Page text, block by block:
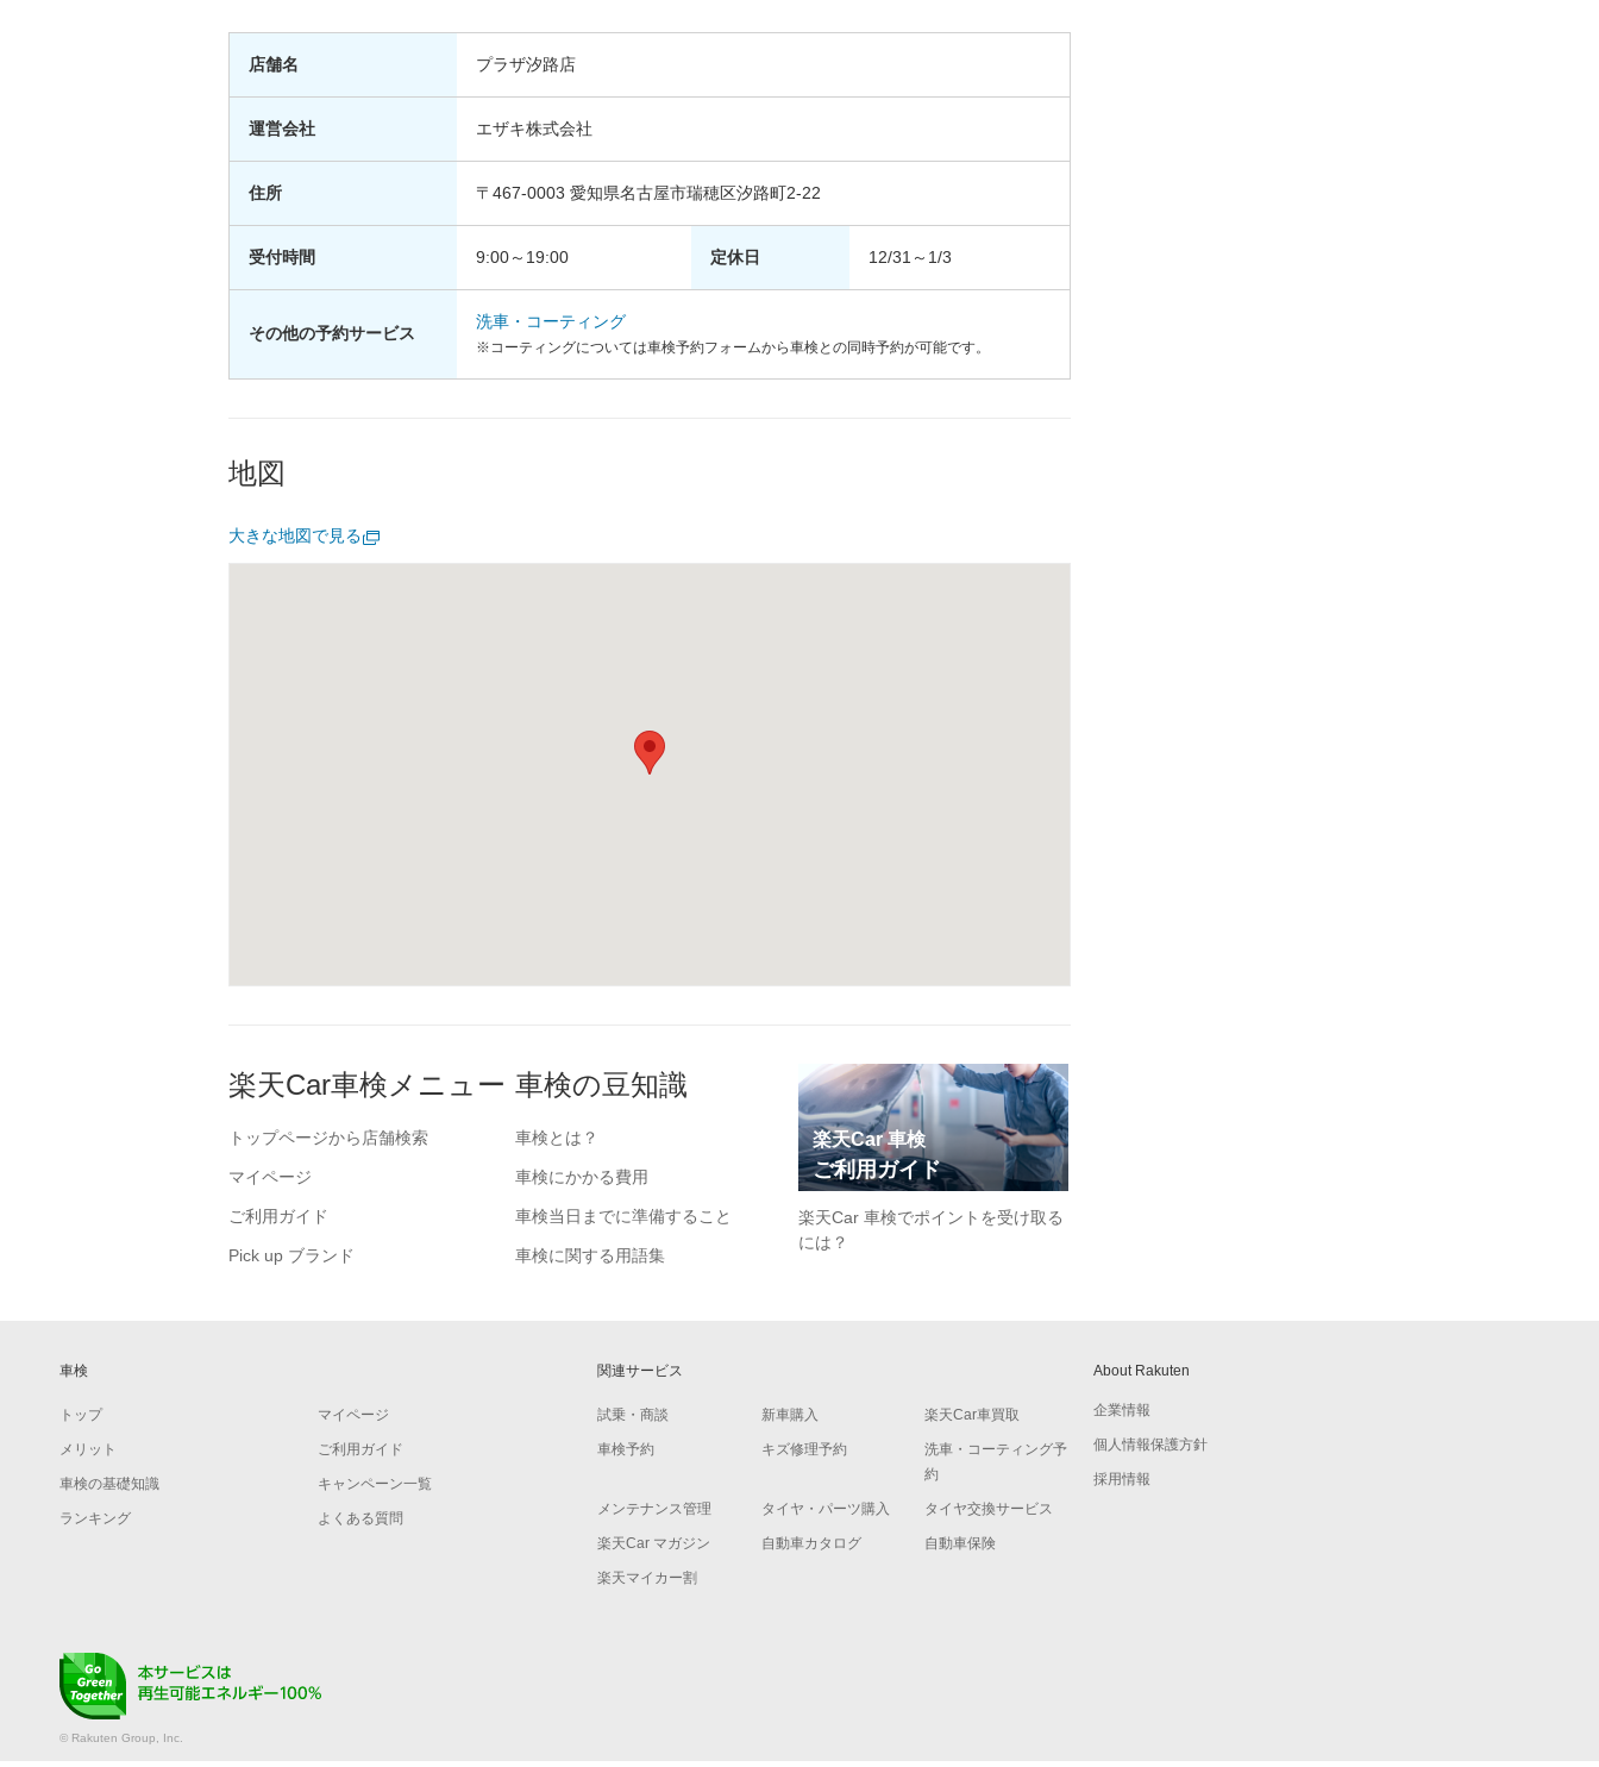
店舗名 プラザ汐路店
運営会社 エザキ株式会社
住所 〒467-0003 愛知県名古屋市瑞穂区汐路町2-22
受付時間 9:00～19:00 定休日 12/31～1/3
その他の予約サービス
洗車・コーティング
※コーティングについては車検予約フォームから車検との同時予約が可能です。
地図
大きな地図で見る
楽天Car車検メニュー
トップページから店舗検索
マイページ
ご利用ガイド
Pick up ブランド
車検の豆知識
車検とは？
車検にかかる費用
車検当日までに準備すること
車検に関する用語集
楽天Car 車検
ご利用ガイド
楽天Car 車検でポイントを受け取る
には？
車検
トップ マイページ
メリット ご利用ガイド
車検の基礎知識 キャンペーン一覧
ランキング よくある質問
関連サービス
試乗・商談 新車購入 楽天Car車買取
車検予約 キズ修理予約
洗車・コーティング予
約
メンテナンス管理 タイヤ・パーツ購入 タイヤ交換サービス
楽天Car マガジン 自動車カタログ 自動車保険
楽天マイカー割
About Rakuten
企業情報
個人情報保護方針
採用情報
© Rakuten Group, Inc.